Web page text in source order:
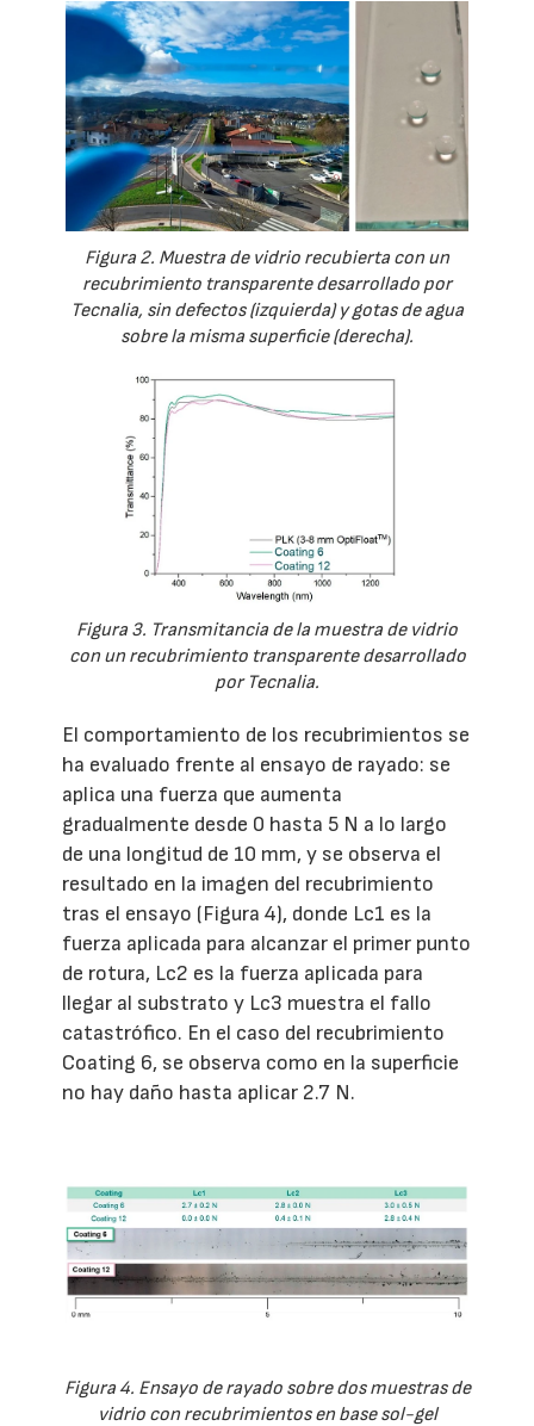
Figura 2. Muestra de vidrio recubierta con un
recubrimiento transparente desarrollado por
Tecnalia, sin defectos (izquierda) y gotas de agua
sobre la misma superficie (derecha).
Figura 3. Transmitancia de la muestra de vidrio
con un recubrimiento transparente desarrollado
por Tecnalia.
El comportamiento de los recubrimientos se
ha evaluado frente al ensayo de rayado: se
aplica una fuerza que aumenta
gradualmente desde 0 hasta 5 N a lo largo
de una longitud de 10 mm, y se observa el
resultado en la imagen del recubrimiento
tras el ensayo (Figura 4), donde Lc1 es la
fuerza aplicada para alcanzar el primer punto
de rotura, Lc2 es la fuerza aplicada para
llegar al substrato y Lc3 muestra el fallo
catastrófico. En el caso del recubrimiento
Coating 6, se observa como en la superficie
no hay daño hasta aplicar 2.7 N.
Figura 4. Ensayo de rayado sobre dos muestras de
vidrio con recubrimientos en base sol-gel